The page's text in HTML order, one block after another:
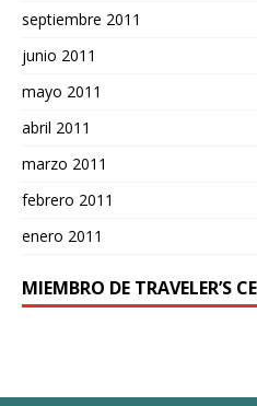
septiembre 2011
junio 2011
mayo 2011
abril 2011
marzo 2011
febrero 2011
enero 2011
MIEMBRO DE TRAVELER’S